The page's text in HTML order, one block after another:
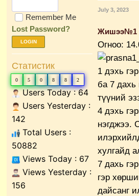
Remember Me
Lost Password?
LOGIN
Статистик
0 5 0 8 8 2
Users Today : 64
Users Yesterday :
142
Total Users :
50882
Views Today : 67
Views Yesterday :
156
July 3, 2023
Жишээ№1
Огноо:
1 дэхь
ба 7 дахь
түүний
4 дэхь
нэгджээ.
хулгайд
7 дахь
гэр
дайсанг